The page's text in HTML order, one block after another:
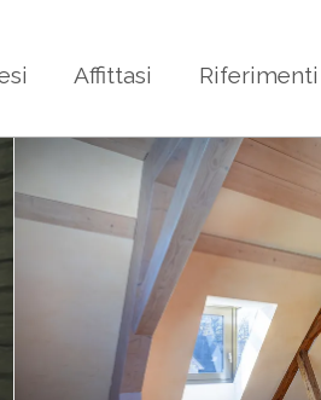
Affittasi Riferimenti